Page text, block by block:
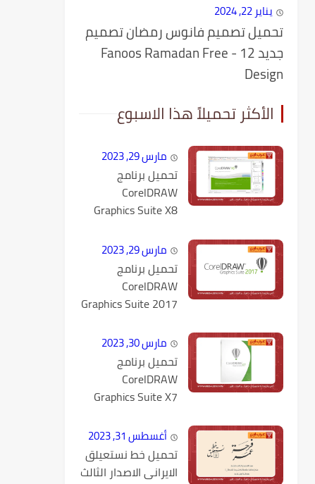
يناير 22, 2024
تحميل تصميم فانوس رمضان تصميم
جديد 12 - Fanoos Ramadan Free
Design
الأكثر تحميلاً هذا الاسبوع
مارس 29, 2023
تحميل برنامج
CorelDRAW
Graphics Suite X8
مارس 29, 2023
تحميل برنامج
CorelDRAW
Graphics Suite 2017
مع التفعيل
مارس 30, 2023
تحميل برنامج
CorelDRAW
Graphics Suite X7
أغسطس 31, 2023
تحميل خط نستعيلق
الايرانى الاصدار الثالث